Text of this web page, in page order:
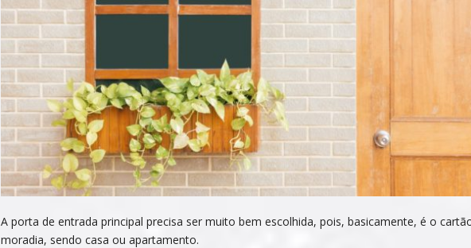
A porta de entrada principal precisa ser muito bem escolhida, pois, basicamente, é o
moradia, sendo casa ou apartamento.